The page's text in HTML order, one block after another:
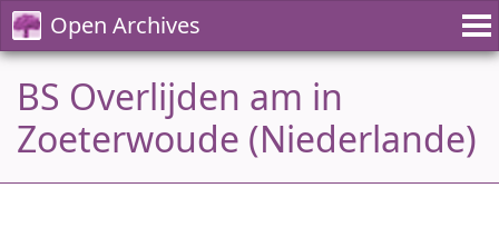
Open Archives
BS Overlijden am in
Zoeterwoude (Niederlande)